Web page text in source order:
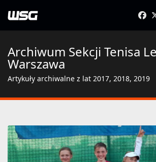
Archiwum Sekcji Tenisa
Warszawa
Artykuły archiwalne z lat 2017, 2018, 2019